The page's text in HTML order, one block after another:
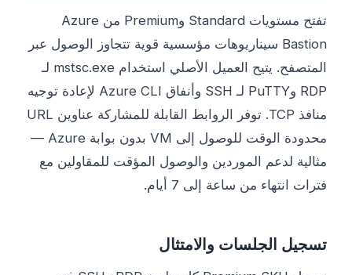
تفتح مستويات Standard وPremium من Azure
Bastion سيناريوهات مؤسسية قوية تتجاوز الوصول عبر
المتصفح. يتيح العميل الأصلي استخدام mstsc.exe لـ
RDP وPuTTY لـ SSH وأنفاق Azure CLI لإعادة توجيه
منافذ TCP. توفر الروابط القابلة للمشاركة عناوين URL
محدودة الوقت للوصول إلى VM بدون بوابة Azure —
مثالية لدعم الموردين والوصول المؤقت للمقاولين مع
فترات انتهاء من ساعة إلى 7 أيام.
تسجيل الجلسات والامتثال